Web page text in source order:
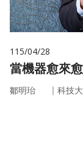
115/04/28
當機器愈來
鄒明珆 ｜ 科技